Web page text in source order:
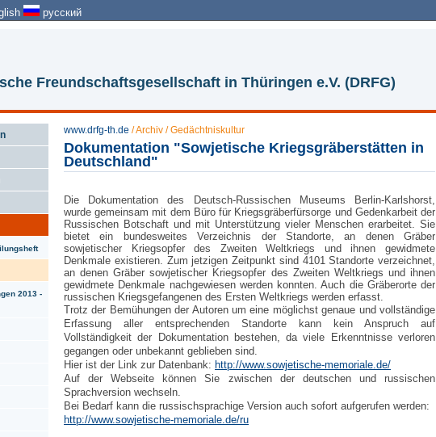
русский
Freundschaftsgesellschaft in Thüringen e.V. (DRFG)
2013 -
www.drfg-th.de /Archiv /Gedächtniskultur
Dokumentation "Sowjetische Kriegsgräberstätten in
Deutschland"
Die Dokumentation des Deutsch-Russischen Museums Berlin-Karlshorst,
wurde gemeinsam mit dem Büro für Kriegsgräberfürsorge und Gedenkarbeit der
Russischen Botschaft und mit Unterstützung vieler Menschen erarbeitet. Sie
bietet ein bundesweites Verzeichnis der Standorte, an denen Gräber
sowjetischer Kriegsopfer des Zweiten Weltkriegs und ihnen gewidmete
Denkmale existieren. Zum jetzigen Zeitpunkt sind 4101 Standorte verzeichnet,
an denen Gräber sowjetischer Kriegsopfer des Zweiten Weltkriegs und ihnen
gewidmete Denkmale nachgewiesen werden konnten. Auch die Gräberorte der
russischen Kriegsgefangenen des Ersten Weltkriegs werden erfasst.
Trotz der Bemühungen der Autoren um eine möglichst genaue und vollständige
Erfassung aller entsprechenden Standorte kann kein Anspruch auf
Vollständigkeit der Dokumentation bestehen, da viele Erkenntnisse verloren
gegangen oder unbekannt geblieben sind.
Hier ist der Link zur Datenbank: http://www.sowjetische-memoriale.de/
Auf der Webseite können Sie zwischen der deutschen und russischen
Sprachversion wechseln.
Bei Bedarf kann die russischsprachige Version auch sofort aufgerufen werden:
http://www.sowjetische-memoriale.de/ru